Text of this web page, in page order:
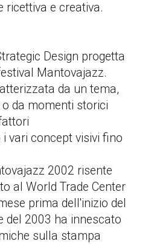
ricettiva e creativa.
Design progetta
Mantovajazz.
da un tema,
da momenti storici
vari concept visivi fino
2002 risente
al World Trade Center
prima dell'inizio del
del 2003 ha innescato
sulla stampa